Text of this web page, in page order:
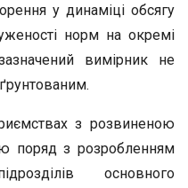
у динаміці обсягу
норм на окремі
вимірник не
з розвиненою
поряд з розробленням
основного